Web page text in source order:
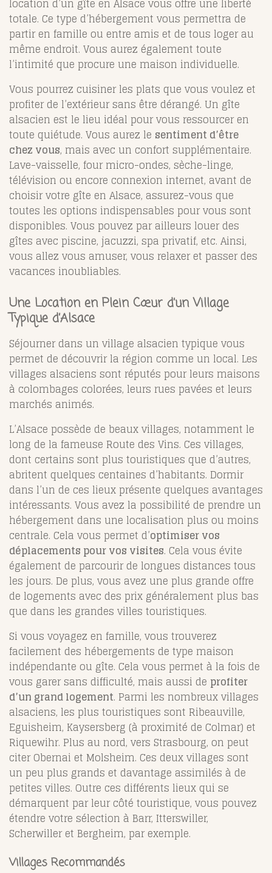
location d’un gîte en Alsace vous offre une liberté
totale. Ce type d’hébergement vous permettra de
partir en famille ou entre amis et de tous loger au
même endroit. Vous aurez également toute
l’intimité que procure une maison individuelle.
Vous pourrez cuisiner les plats que vous voulez et
profiter de l’extérieur sans être dérangé. Un gîte
alsacien est le lieu idéal pour vous ressourcer en
toute quiétude. Vous aurez le sentiment d’être
chez vous, mais avec un confort supplémentaire.
Lave-vaisselle, four micro-ondes, sèche-linge,
télévision ou encore connexion internet, avant de
choisir votre gîte en Alsace, assurez-vous que
toutes les options indispensables pour vous sont
disponibles. Vous pouvez par ailleurs louer des
gîtes avec piscine, jacuzzi, spa privatif, etc. Ainsi,
vous allez vous amuser, vous relaxer et passer des
vacances inoubliables.
Une Location en Plein Cœur d’un Village
Typique d’Alsace
Séjourner dans un village alsacien typique vous
permet de découvrir la région comme un local. Les
villages alsaciens sont réputés pour leurs maisons
à colombages colorées, leurs rues pavées et leurs
marchés animés.
L’Alsace possède de beaux villages, notamment le
long de la fameuse Route des Vins. Ces villages,
dont certains sont plus touristiques que d’autres,
abritent quelques centaines d’habitants. Dormir
dans l’un de ces lieux présente quelques avantages
intéressants. Vous avez la possibilité de prendre un
hébergement dans une localisation plus ou moins
centrale. Cela vous permet d’optimiser vos
déplacements pour vos visites. Cela vous évite
également de parcourir de longues distances tous
les jours. De plus, vous avez une plus grande offre
de logements avec des prix généralement plus bas
que dans les grandes villes touristiques.
Si vous voyagez en famille, vous trouverez
facilement des hébergements de type maison
indépendante ou gîte. Cela vous permet à la fois de
vous garer sans difficulté, mais aussi de profiter
d’un grand logement. Parmi les nombreux villages
alsaciens, les plus touristiques sont Ribeauville,
Eguisheim, Kaysersberg (à proximité de Colmar) et
Riquewihr. Plus au nord, vers Strasbourg, on peut
citer Obernai et Molsheim. Ces deux villages sont
un peu plus grands et davantage assimilés à de
petites villes. Outre ces différents lieux qui se
démarquent par leur côté touristique, vous pouvez
étendre votre sélection à Barr, Itterswiller,
Scherwiller et Bergheim, par exemple.
Villages Recommandés